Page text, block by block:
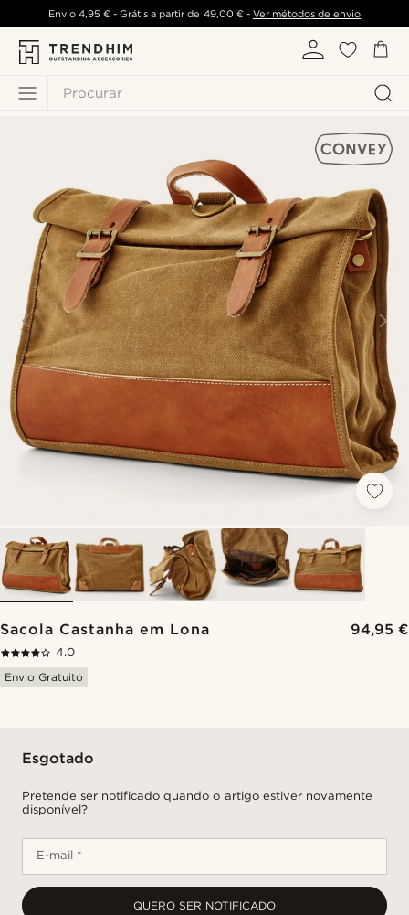
Procurar
Envio 4,95 €- Grátis a partir de 49,00 €- Ver métodos de envio
Sacola Castanha em Lona 94,95 €
4.0
Envio Gratuito
Esgotado
Pretende ser notificado quando o artigo estiver novamente
disponível?
E-mail *
QUERO SER NOTIFICADO